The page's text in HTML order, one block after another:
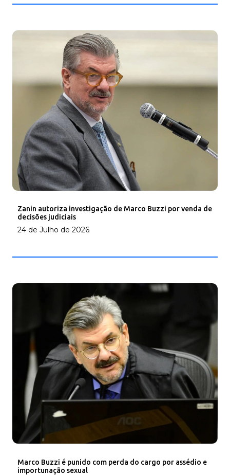
Zanin autoriza investigação de Marco Buzzi por venda de
decisões judiciais
24 de Julho de 2026
Marco Buzzi é punido com perda do cargo por assédio e
importunação sexual